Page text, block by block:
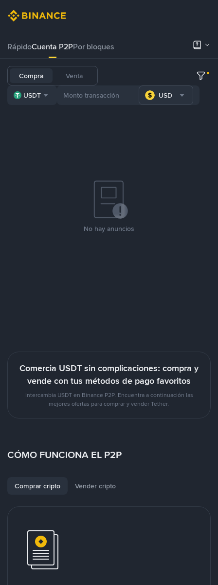
RápidoCuenta P2PPor bloques
Compra Venta
USDT USD
No hay anuncios
Comercia USDT sin complicaciones: compra y
vende con tus métodos de pago favoritos
Intercambia USDT en Binance P2P. Encuentra a continuación las
mejores ofertas para comprar y vender Tether.
CÓMO FUNCIONA EL P2P
Comprar cripto Vender cripto